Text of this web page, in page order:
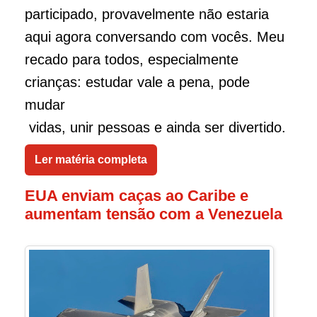
participado, provavelmente não estaria
aqui agora conversando com vocês. Meu
recado para todos, especialmente
crianças: estudar vale a pena, pode
mudar
vidas, unir pessoas e ainda ser divertido.
Ler matéria completa
EUA enviam caças ao Caribe e
aumentam tensão com a Venezuela